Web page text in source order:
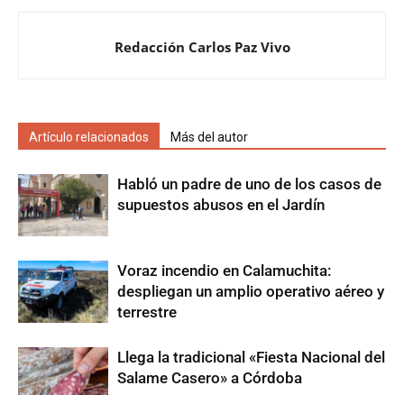
Redacción Carlos Paz Vivo
Artículo relacionados Más del autor
Habló un padre de uno de los casos de
supuestos abusos en el Jardín
Voraz incendio en Calamuchita:
despliegan un amplio operativo aéreo y
terrestre
Llega la tradicional «Fiesta Nacional del
Salame Casero» a Córdoba